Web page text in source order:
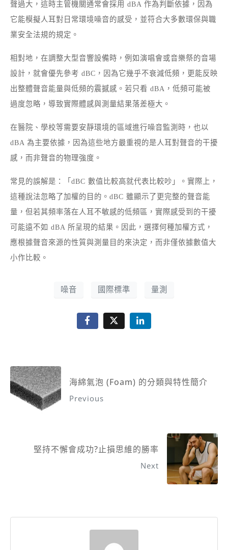
聲過大，這時主管機關通常會採用 dBA 作為判斷依據，因為
它能模擬人耳對日常環境噪音的感受，並符合大多數環保與職
業安全法規的規定。
相對地，在調整大型音響設備時，例如演唱會或音樂祭的音場
設計，就會優先參考 dBC，因為它幾乎不衰減低頻，更能反映
出整體聲音能量與低頻的震撼感。若只看 dBA，低頻可能被
過度忽略，導致實際體感與測量結果落差極大。
在醫院、學校等需要安靜環境的區域進行噪音監測時，也以
dBA 為主要依據，因為這些地方最重視的是人耳對聲音的干擾
感，而非聲音的物理強度。
常見的誤解是：「dBC 數值比較高就代表比較吵」。實際上，
這種說法忽略了加權的目的。dBC 雖顯示了更完整的聲音能
量，但若其頻率落在人耳不敏感的低頻區，實際感受到的干擾
可能遠不如 dBA 所呈現的結果。因此，選擇何種加權方式，
應根據聲音來源的性質與測量目的來決定，而非僅依據數值大
小作比較。
噪音 國際標準 量測
海綿氣泡 (Foam) 的分類與特性簡介
Previous
堅持不懈會成功?止損思維的勝率
Next